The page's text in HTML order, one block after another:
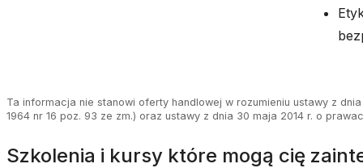
Ta informacja nie stanowi oferty handlowej w rozumieniu ustawy z
1964 nr 16 poz. 93 ze zm.) oraz ustawy z dnia 30 maja 2014 r. o
szkolenia i kursy które mogą cię